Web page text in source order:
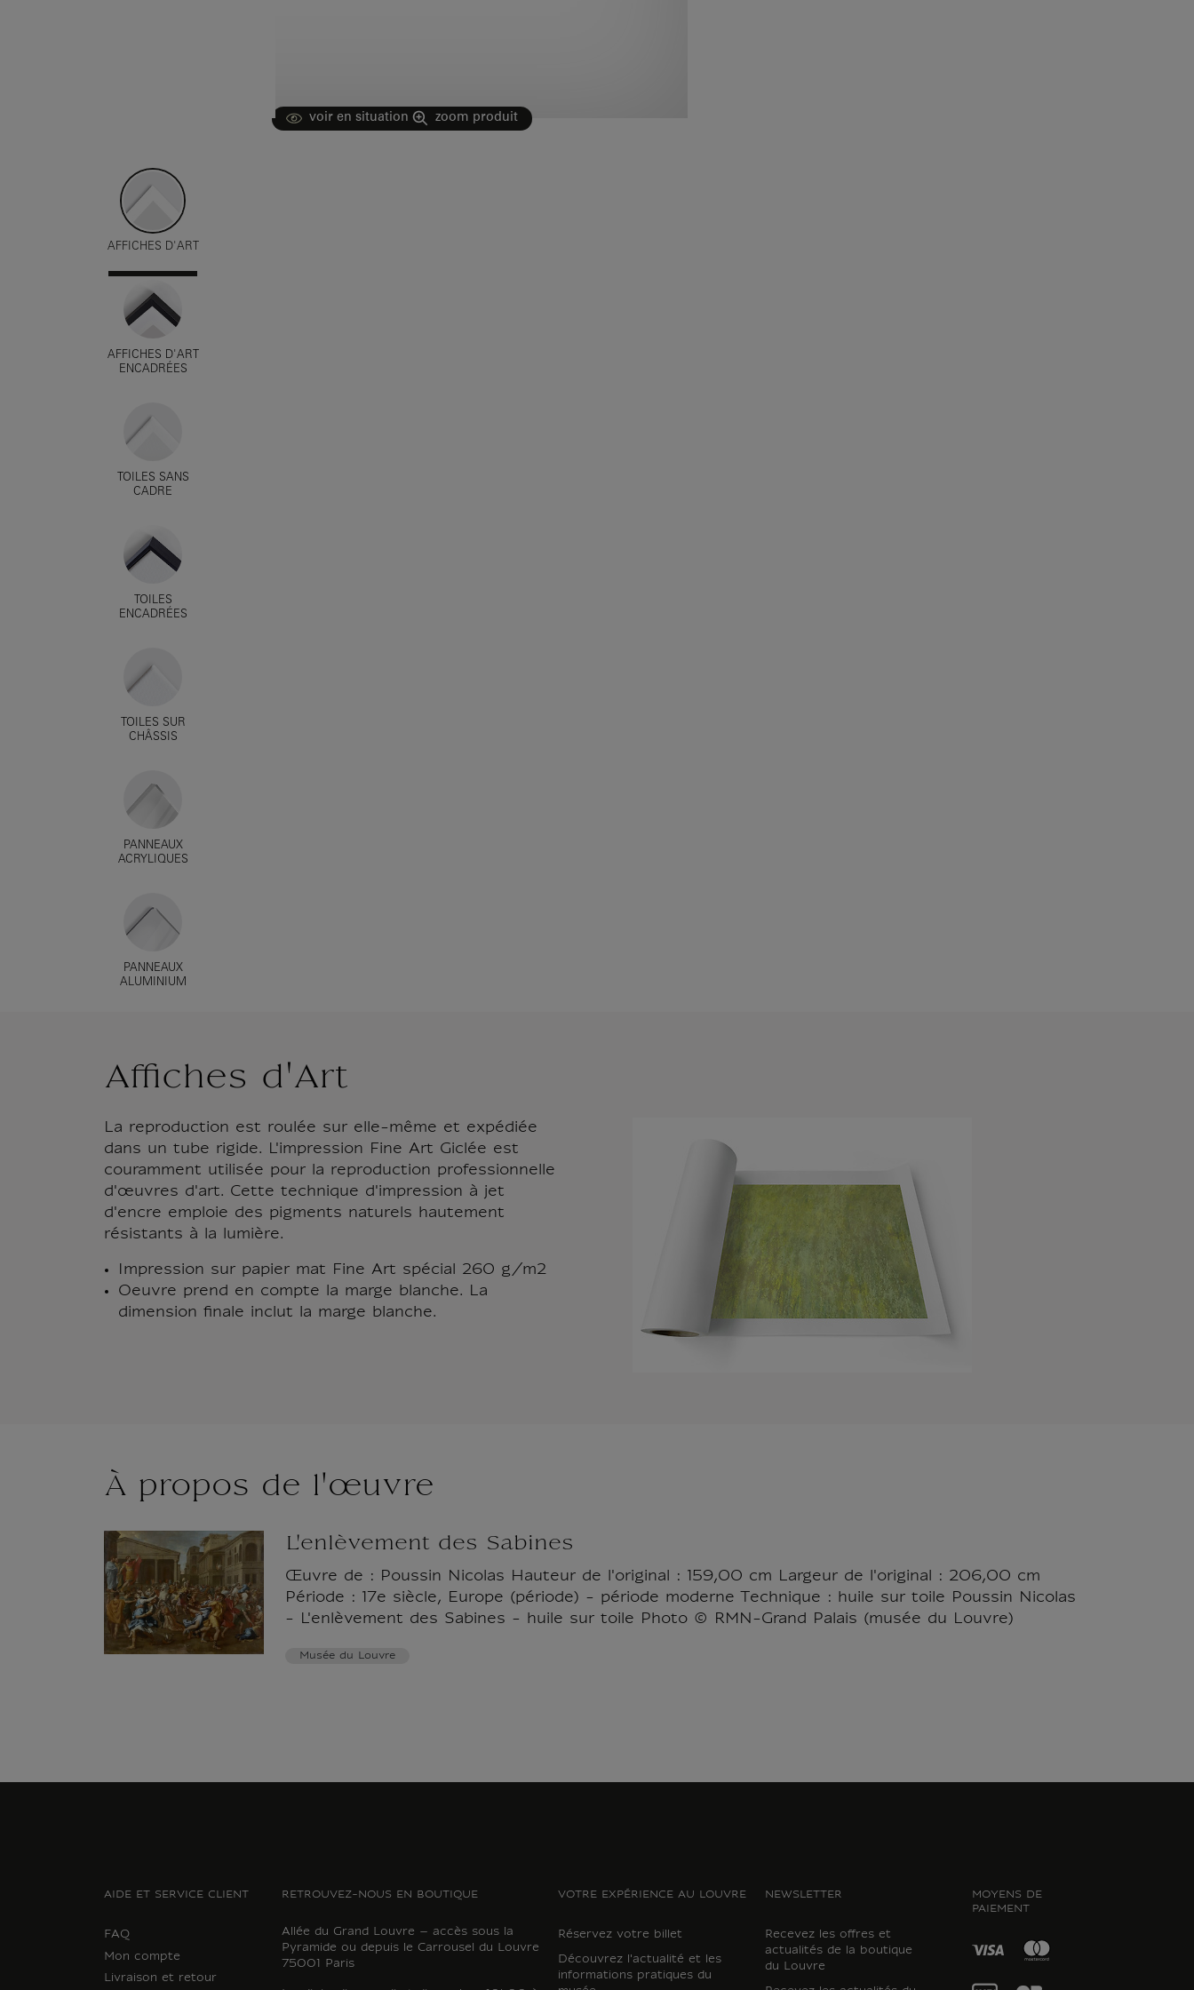
voir en situation zoom produit
AFFICHES D'ART
AFFICHES D'ART
ENCADRÉES
TOILES SANS
CADRE
TOILES
ENCADRÉES
TOILES SUR
CHÂSSIS
PANNEAUX
ACRYLIQUES
PANNEAUX
ALUMINIUM
Affiches d'Art
La reproduction est roulée sur elle-même et expédiée
dans un tube rigide. L'impression Fine Art Giclée est
couramment utilisée pour la reproduction professionnelle
d'œuvres d'art. Cette technique d'impression à jet
d'encre emploie des pigments naturels hautement
résistants à la lumière.
Impression sur papier mat Fine Art spécial 260 g/m2
Oeuvre prend en compte la marge blanche. La
dimension finale inclut la marge blanche.
À propos de l'œuvre
L'enlèvement des Sabines
Œuvre de : Poussin Nicolas Hauteur de l'original : 159,00 cm Largeur de l'original : 206,00 cm
Période : 17e siècle, Europe (période) - période moderne Technique : huile sur toile Poussin Nicolas
- L'enlèvement des Sabines - huile sur toile Photo © RMN-Grand Palais (musée du Louvre)
Musée du Louvre
AIDE ET SERVICE CLIENT
FAQ
Mon compte
Livraison et retour
RETROUVEZ-NOUS EN BOUTIQUE
Allée du Grand Louvre – accès sous la
Pyramide ou depuis le Carrousel du Louvre
75001 Paris
VOTRE EXPÉRIENCE AU LOUVRE
Réservez votre billet
Découvrez l'actualité et les
informations pratiques du
NEWSLETTER
Recevez les offres et
actualités de la boutique
du Louvre
MOYENS DE
PAIEMENT